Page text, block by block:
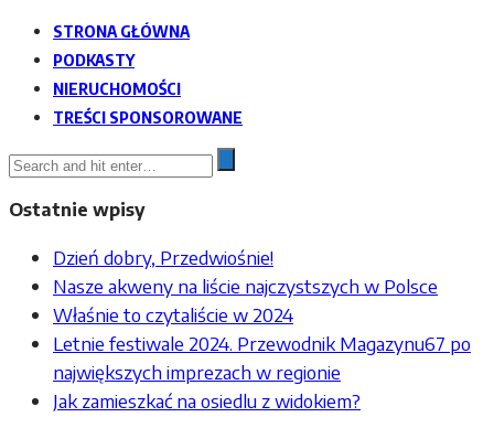
STRONA GŁÓWNA
PODKASTY
NIERUCHOMOŚCI
TREŚCI SPONSOROWANE
Ostatnie wpisy
Dzień dobry, Przedwiośnie!
Nasze akweny na liście najczystszych w Polsce
Właśnie to czytaliście w 2024
Letnie festiwale 2024. Przewodnik Magazynu67 po
największych imprezach w regionie
Jak zamieszkać na osiedlu z widokiem?